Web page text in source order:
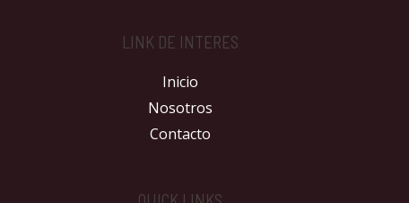
LINK DE INTERES
Inicio
Nosotros
Contacto